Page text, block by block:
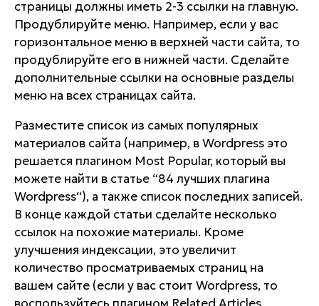
страницы должны иметь 2-3 ссылки на главную.
Продублируйте меню. Например, если у вас
горизонтальное меню в верхней части сайта, то
продублируйте его в нижней части. Сделайте
дополнительные ссылки на основные разделы
меню на всех страницах сайта.
Разместите список из самых популярных
материалов сайта (например, в Wordpress это
решается плагином Most Popular, который вы
можете найти в статье “84 лучших плагина
Wordpress“), а также список последних записей.
В конце каждой статьи сделайте несколько
ссылок на похожие материалы. Кроме
улучшения индексации, это увеличит
количество просматриваемых страниц на
вашем сайте (если у вас стоит Wordpress, то